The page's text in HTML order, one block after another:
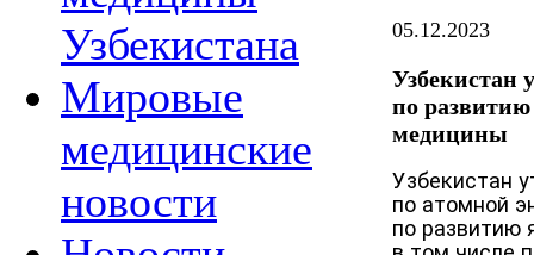
Узбекистана
Мировые
медицинские
новости
05.12.2023
по
медицины
Узбекистан
по атомной
по развитию